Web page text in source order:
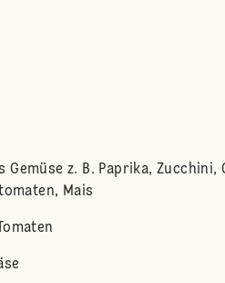
Gemüse z. B. Paprika, Zucchini,
Mais